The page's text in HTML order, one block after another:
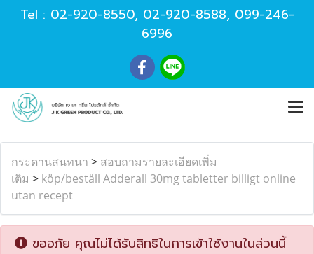
Tel : 02-920-8550, 02-920-8588, 099-246-
6996
กระดานสนทนา > สอบถามรายละเอียดเพิ่ม
เติม > köp/beställ Adderall 30mg tabletter billigt online
utan recept
ขออภัย คุณไม่ได้รับสิทธิในการเข้าใช้งานในส่วนนี้